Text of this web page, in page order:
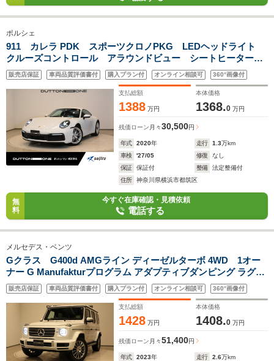
ポルシェ
911 カレラ PDK スポーツクロノPKG LEDヘッドライト
クルーズコントロール アラウンドビュー シートヒーター
スポーツテールパイプ carplay
販売店保証 車両品質評価書付 購入プラン付 オンライン相談可 360°画像付
支払総額
1388 万円
本体価格
1368.0 万円
残価ローン 月々30,500円
年式 2020年 走行 1.3万km
車検
'27/05 修復
なし
保証
保証付 整備
法定整備付
住所
神奈川県横浜市都筑区
無
料
今すぐ在庫確認・見積依頼
電話する
メルセデス・ベンツ
Gクラス G400d AMGライン ディーゼルターボ 4WD 1オー
ナー G Manufakturプログラム アダプティブダンピング ラグジ
ュアリーPKG AMGラインPKG ボディ同色スペアタイヤリン
グ 前後シートヒーター 前席シートベンチレーション 360
度カメラ サンルーフ
販売店保証 車両品質評価書付 購入プラン付 オンライン相談可 360°画像付
支払総額
1428 万円
本体価格
1408.0 万円
残価ローン 月々51,400円
年式 2023年 走行 2.6万km